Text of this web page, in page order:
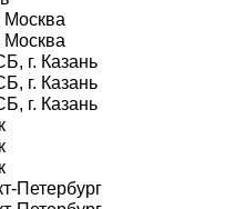
Москва
Москва
г. Казань
г. Казань
г. Казань
Петербург